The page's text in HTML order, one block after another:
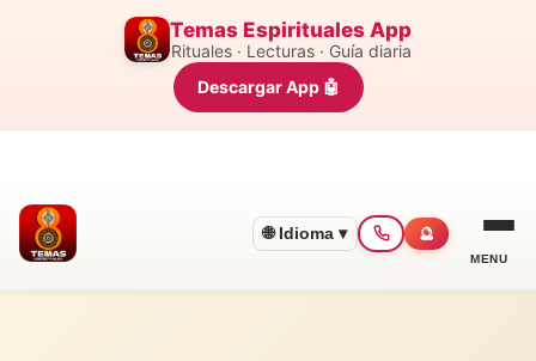
Temas Espirituales App
Rituales · Lecturas · Guía diaria
Descargar App 🤖
🌐 Idioma ▾ 🔮
MENU